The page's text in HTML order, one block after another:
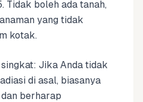
Tidak boleh ada tanah,
yang tidak
kotak.
Jika Anda tidak
di asal, biasanya
berharap